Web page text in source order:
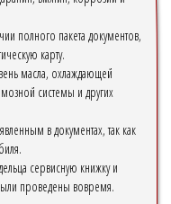
полного пакета документов,
карту.
масла, охлаждающей
системы и других
в документах, так как
сервисную книжку и
проведены вовремя.